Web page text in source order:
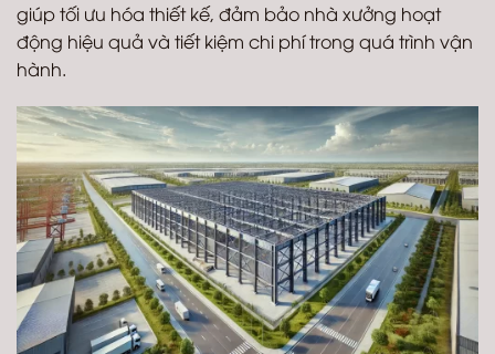
giúp tối ưu hóa thiết kế, đảm bảo nhà xưởng hoạt
động hiệu quả và tiết kiệm chi phí trong quá trình vận
hành.